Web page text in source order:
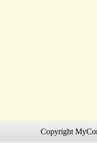
Copyright